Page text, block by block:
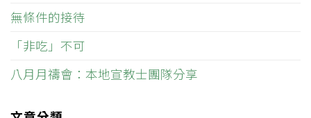
無條件的接待
「非吃」不可
八月月禱會：本地宣教士團隊分享